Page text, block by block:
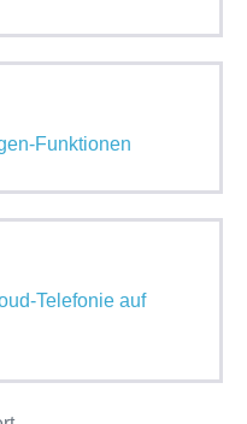
Funktionen
Telefonie auf